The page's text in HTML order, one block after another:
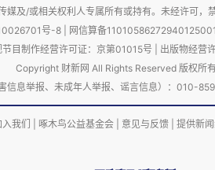
压倒性的、绝对的第一。人们的
妥协。比如人们会因为预算，
待在家里风险更大。
。一方说，我们要方便；另一方
媒及/或相关权利人专属所有或持有。未经许可，
号-8 网信算备
节目制作经营许可证：京第01015号
出版物经营
Copyright 财新网 All Rights Reserved 版权所
信息举报、未成年人举报、谣言信息）：
我们 啄木鸟公益基金会 意见与反馈 提供新